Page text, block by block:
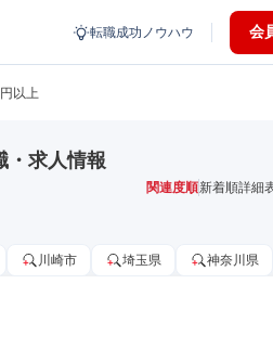
転職成功ノウハウ 会
以上
・求人情報
関連度順新着順詳細
川崎市 埼玉県 神奈川県